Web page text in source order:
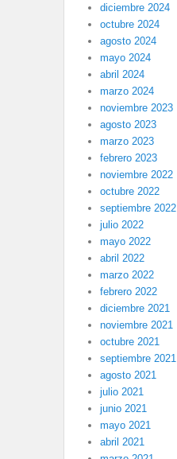
diciembre 2024
octubre 2024
agosto 2024
mayo 2024
abril 2024
marzo 2024
noviembre 2023
agosto 2023
marzo 2023
febrero 2023
noviembre 2022
octubre 2022
septiembre 2022
julio 2022
mayo 2022
abril 2022
marzo 2022
febrero 2022
diciembre 2021
noviembre 2021
octubre 2021
septiembre 2021
agosto 2021
julio 2021
junio 2021
mayo 2021
abril 2021